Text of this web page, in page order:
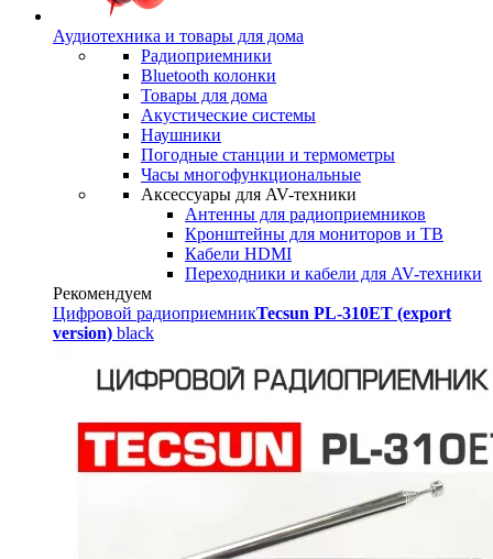
Аудиотехника и товары для дома
Радиоприемники
Bluetooth колонки
Товары для дома
Акустические системы
Наушники
Погодные станции и термометры
Часы многофункциональные
Аксессуары для AV-техники
Антенны для радиоприемников
Кронштейны для мониторов и ТВ
Кабели HDMI
Переходники и кабели для AV-техники
Рекомендуем
Цифровой радиоприемникTecsun PL-310ET (export
version) black